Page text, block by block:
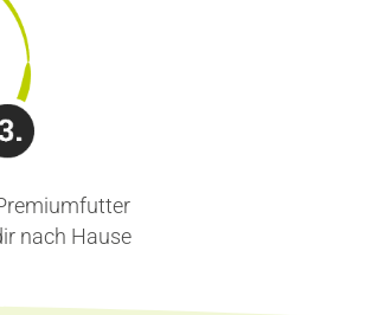
nach Hause